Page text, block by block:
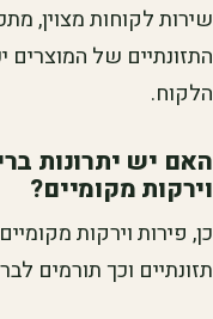
שירות לקוחות מצוין,
התזונתיים של
הלקוח.
האם יש יתרונות
וירקות מקומיים?
כן, פירות וירקות
תזונתיים וכך תורמים